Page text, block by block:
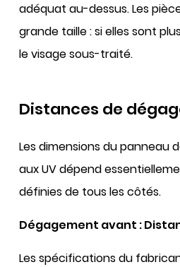
adéquat au-dessus. Les
grande taille : si elles sont
le visage sous-traité.
Distances de
Les dimensions du panneau
aux UV dépend
définies de tous les côtés.
Dégagement avant :
Les spécifications du